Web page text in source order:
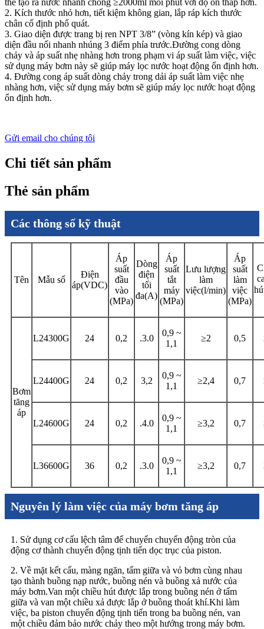
2. Kích thước nhỏ hơn, tiết kiệm không gian, lắp ráp kích thước
chân cố định phổ quát.
3. Giao diện được trang bị ren NPT 3/8” (vòng kín kép) và giao
diện đầu nối nhanh nhúng 3 điểm phía trước.Đường cong dòng
chảy và áp suất nhẹ nhàng hơn trong phạm vi áp suất làm việc, việc
sử dụng máy bơm này sẽ giúp máy lọc nước hoạt động ổn định hơn.
4. Đường cong áp suất dòng chảy trong dải áp suất làm việc nhẹ
nhàng hơn, việc sử dụng máy bơm sẽ giúp máy lọc nước hoạt động
ổn định hơn.
Gửi email cho chúng tôi
Chi tiết sản phẩm
Thẻ sản phẩm
Các thông số kỹ thuật
Tên Mẫu số
Điện
áp(VDC)
Áp
suất
đầu
vào
(MPa)
Dòng
điện
tối
đa(A)
Áp
suất
tắt
máy
(MPa)
Lưu lượng
làm
việc(l/min)
Áp
suất
làm
việc
(MPa)
Bơm
tăng
áp
L24300G 24 0,2 .3.0
0,9 ~
1,1
≥2 0,5
L24400G 24 0,2 3,2
0,9 ~
1,1
≥2,4 0,7
L24600G 24 0,2 .4.0
0,9 ~
1,1
≥3,2 0,7
L36600G 36 0,2 .3.0
0,9 ~
1,1
≥3,2 0,7
Nguyên lý làm việc của máy bơm tăng áp
1. Sử dụng cơ cấu lệch tâm để chuyển chuyển động tròn của
động cơ thành chuyển động tịnh tiến dọc trục của piston.
2. Về mặt kết cấu, màng ngăn, tấm giữa và vỏ bơm cùng nhau
tạo thành buồng nạp nước, buồng nén và buồng xả nước của
máy bơm.Van một chiều hút được lắp trong buồng nén ở tấm
giữa và van một chiều xả được lắp ở buồng thoát khí.Khi làm
việc, ba piston chuyển động tịnh tiến trong ba buồng nén, van
một chiều đảm bảo nước chảy theo một hướng trong máy bơm.